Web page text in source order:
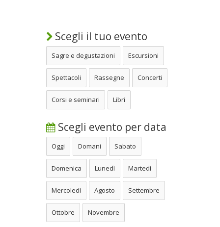
Scegli il tuo evento
Sagre e degustazioni Escursioni
Spettacoli Rassegne Concerti
Corsi e seminari Libri
Scegli evento per data
Oggi Domani Sabato
Domenica Lunedì Martedì
Mercoledì Agosto Settembre
Ottobre Novembre